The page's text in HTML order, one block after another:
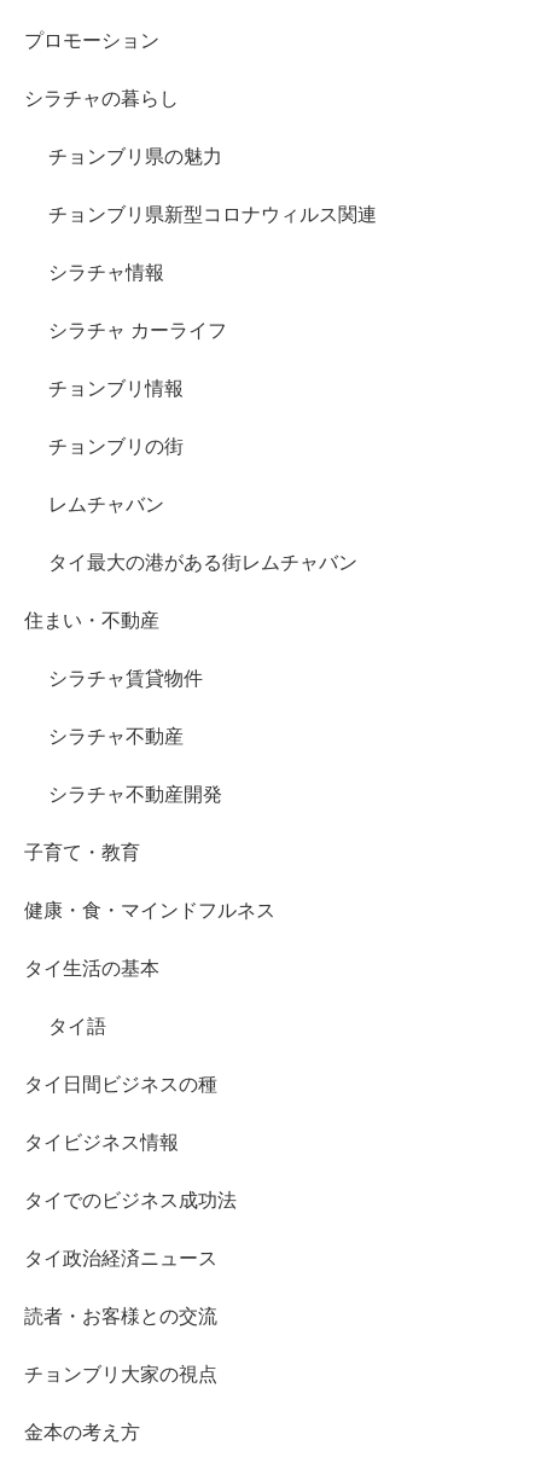
プロモーション
シラチャの暮らし
チョンブリ県の魅力
チョンブリ県新型コロナウィルス関連
シラチャ情報
シラチャ カーライフ
チョンブリ情報
チョンブリの街
レムチャバン
タイ最大の港がある街レムチャバン
住まい・不動産
シラチャ賃貸物件
シラチャ不動産
シラチャ不動産開発
子育て・教育
健康・食・マインドフルネス
タイ生活の基本
タイ語
タイ日間ビジネスの種
タイビジネス情報
タイでのビジネス成功法
タイ政治経済ニュース
読者・お客様との交流
チョンブリ大家の視点
金本の考え方